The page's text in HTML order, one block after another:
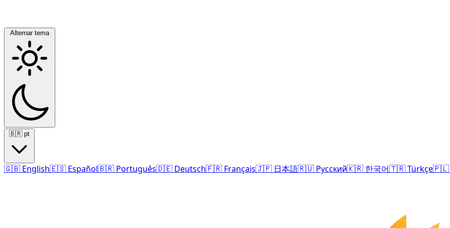
Alternar tema
🇧🇷 pt
🇬🇧 English🇪🇸 Español🇧🇷 Português🇩🇪 Deutsch🇫🇷 Français🇯🇵 日本語🇷🇺 Русский🇰🇷 한국어🇹🇷Türkçe🇵🇱